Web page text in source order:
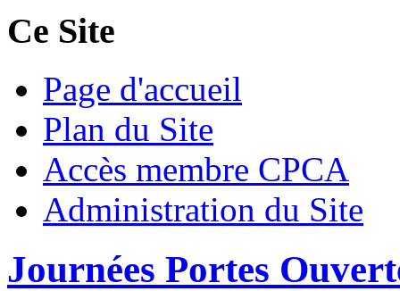
Ce Site
Page d'accueil
Plan du Site
Accès membre CPCA
Administration du Site
Journées Portes